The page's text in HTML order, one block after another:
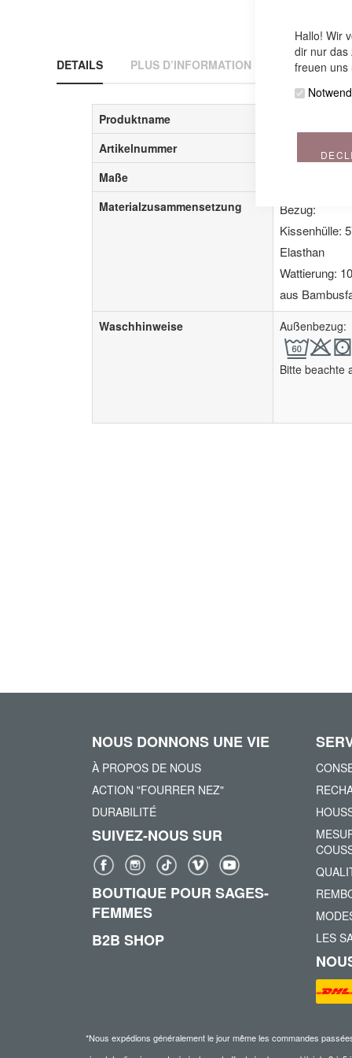
Hallo! Wir
dir nur
freuen uns
DETAILS
Produktname
Artikelnummer
Maße
Materialzusammensetzung
Bezug:
Kissenhülle:
Elasthan ­
Wattierung:
aus
Waschhinweise Außenbezug:
Bitte beachte
PLUS D’INFORMATION AVIS
NOUS DONNONS UNE VIE
À PROPOS DE NOUS
ACTION "FOURRER NEZ"
DURABILITÉ
SUIVEZ-NOUS SUR
BOUTIQUE POUR SAGES-
FEMMES
B2B SHOP
LES
*Nous expédions généralement le jour même les commandes